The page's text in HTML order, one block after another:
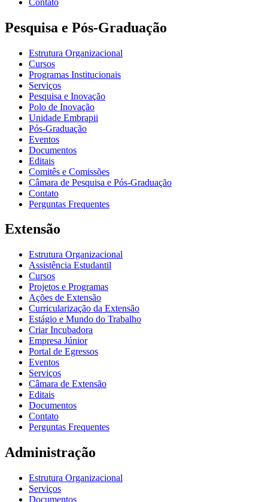
Pesquisa e Pós-Graduação
Estrutura Organizacional
Cursos
Programas Institucionais
Serviços
Pesquisa e Inovação
Polo de Inovação
Unidade Embrapii
Pós-Graduação
Eventos
Documentos
Editais
Comitês e Comissões
Câmara de Pesquisa e Pós-Graduação
Contato
Perguntas Frequentes
Extensão
Estrutura Organizacional
Assistência Estudantil
Cursos
Projetos e Programas
Ações de Extensão
Curricularização da Extensão
Estágio e Mundo do Trabalho
Criar Incubadora
Empresa Júnior
Portal de Egressos
Eventos
Serviços
Câmara de Extensão
Editais
Documentos
Contato
Perguntas Frequentes
Administração
Estrutura Organizacional
Serviços
Documentos